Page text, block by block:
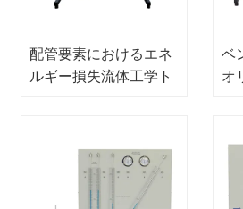
配管要素におけるエネ
ルギー損失流体工学ト
ベ
オ